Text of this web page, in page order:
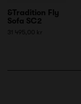
&Tradition Fly
Sofa SC2
31 495,00 kr